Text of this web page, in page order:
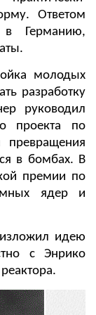
Ответом
Германию,
молодых
разработку
руководил
проекта по
превращения
в бомбах. В
премии по
ядер и
идею
с Энрико